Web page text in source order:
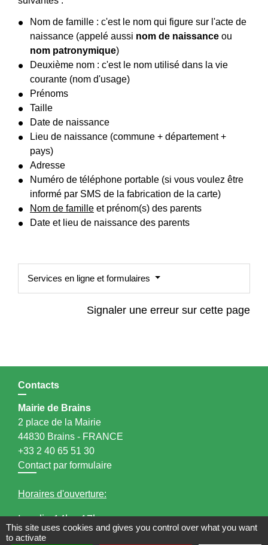
Nom de famille : c'est le nom qui figure sur l'acte de
naissance (appelé aussi nom de naissance ou
nom patronymique)
Deuxième nom : c'est le nom utilisé dans la vie
courante (nom d'usage)
Prénoms
Taille
Date de naissance
Lieu de naissance (commune + département +
pays)
Adresse
Numéro de téléphone portable (si vous voulez être
informé par SMS de la fabrication de la carte)
Nom de famille et prénom(s) des parents
Date et lieu de naissance des parents
Services en ligne et formulaires
Signaler une erreur sur cette page
Contacts
Mairie de Brains
2 place de la Mairie
44830 Brains - FRANCE
+33 2 40 65 51 30
Contact par formulaire
Horaires d'ouverture:
Lundi : 14h - 17h
Mardi : 8h30 - 13h / 14h - 17h
This site uses cookies and gives you control over what you want
to activate